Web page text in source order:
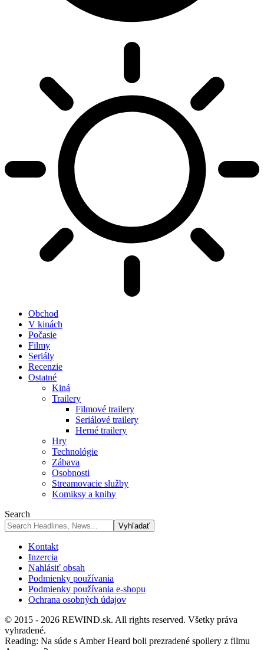
Obchod
V kinách
Počasie
Filmy
Seriály
Recenzie
Ostatné
Kiná
Trailery
Filmové trailery
Seriálové trailery
Herné trailery
Hry
Technológie
Zábava
Osobnosti
Streamovacie služby
Komiksy a knihy
Search
Kontakt
Inzercia
Nahlásiť obsah
Podmienky používania
Podmienky používania e-shopu
Ochrana osobných údajov
© 2015 - 2026 REWIND.sk. All rights reserved. Všetky práva
vyhradené.
Reading: Na súde s Amber Heard boli prezradené spoilery z filmu